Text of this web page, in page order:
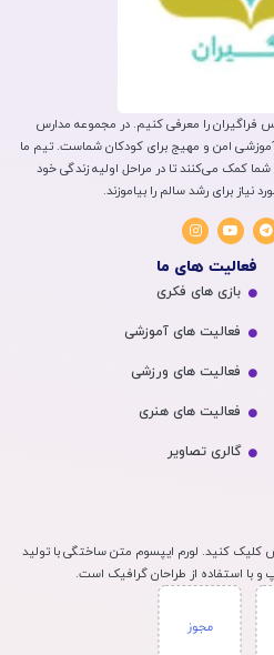
فراگیران را معرفی کنیم. در مجموعه مدارس
امن و مهیج برای کودکان شماست. تیم ما
کمک می‌کنند تا در مراحل اولیه زندگی خود
نیاز برای رشد سالم را بیاموزند.
فعالیت های ما
بازی های فکری
فعالیت های آموزشی
فعالیت های ورزشی
فعالیت های هنری
گالری تصاویر
کلیک کنید. لورم ایپسوم متن ساختگی با تولید
با استفاده از طراحان گرافیک است.